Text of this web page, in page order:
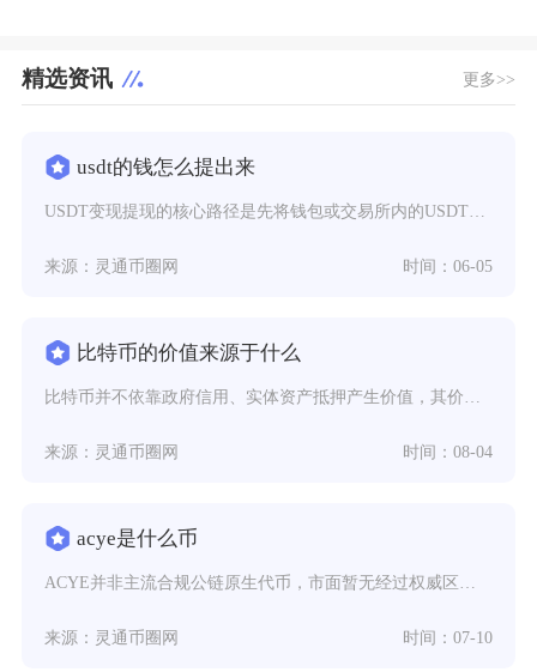
精选资讯 更多>>
usdt的钱怎么提出来
来源：灵通币圈网 时间：06-05
比特币的价值来源于什么
来源：灵通币圈网 时间：08-04
acye是什么币
来源：灵通币圈网 时间：07-10